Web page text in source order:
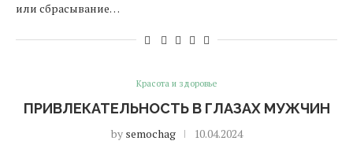
или сбрасывание…
Красота и здоровье
ПРИВЛЕКАТЕЛЬНОСТЬ В ГЛАЗАХ МУЖЧИН
by semochag 10.04.2024